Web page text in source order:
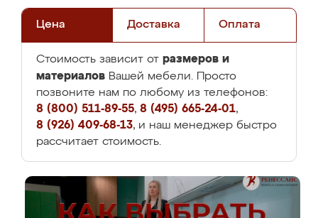
Цена Доставка Оплата
Стоимость зависит от размеров и
материалов Вашей мебели. Просто
позвоните нам по любому из телефонов:
8 (800) 511-89-55, 8 (495) 665-24-01,
8 (926) 409-68-13, и наш менеджер быстро
рассчитает стоимость.